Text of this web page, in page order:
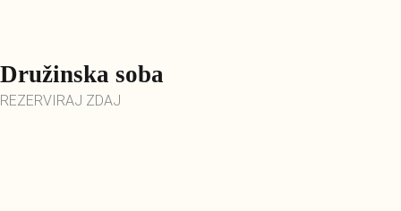
Družinska soba
REZERVIRAJ ZDAJ